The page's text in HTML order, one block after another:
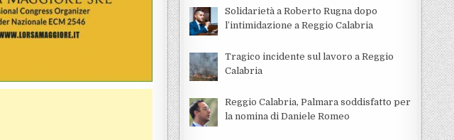
Solidarietà a Roberto Rugna dopo
l’intimidazione a Reggio Calabria
Tragico incidente sul lavoro a Reggio
Calabria
Reggio Calabria, Palmara soddisfatto per
la nomina di Daniele Romeo